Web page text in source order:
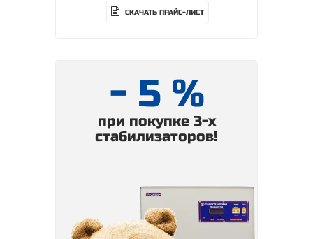
СКАЧАТЬ ПРАЙС-ЛИСТ
- 5 %
при покупке 3-х
стабилизаторов!